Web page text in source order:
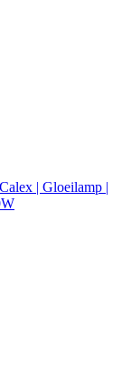
Calex | Gloeilamp |